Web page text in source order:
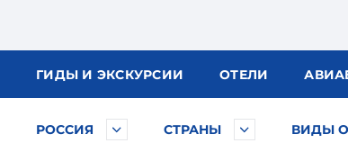
ГИДЫ И ЭКСКУРСИИ ОТЕЛИ АВИА
РОССИЯ СТРАНЫ ВИДЫ